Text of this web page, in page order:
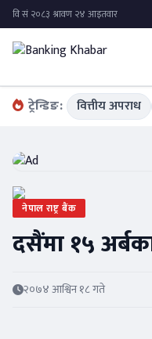
ट्रेन्डिङ: वित्तीय अपराध
नेपाल राष्ट्र बैंक
दसैंमा १५
२०७४ आश्विन १८ गते